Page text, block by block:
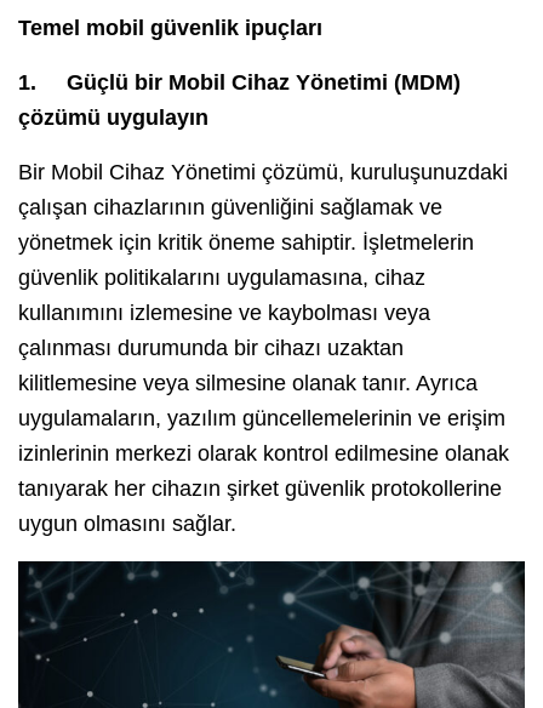
Temel mobil güvenlik ipuçları
1. Güçlü bir Mobil Cihaz Yönetimi (MDM)
çözümü uygulayın
Bir Mobil Cihaz Yönetimi çözümü, kuruluşunuzdaki
çalışan cihazlarının güvenliğini sağlamak ve
yönetmek için kritik öneme sahiptir. İşletmelerin
güvenlik politikalarını uygulamasına, cihaz
kullanımını izlemesine ve kaybolması veya
çalınması durumunda bir cihazı uzaktan
kilitlemesine veya silmesine olanak tanır. Ayrıca
uygulamaların, yazılım güncellemelerinin ve erişim
izinlerinin merkezi olarak kontrol edilmesine olanak
tanıyarak her cihazın şirket güvenlik protokollerine
uygun olmasını sağlar.